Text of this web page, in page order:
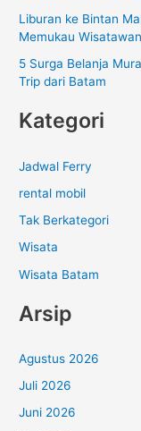
Liburan ke Bintan
Memukau
5 Surga Belanja
Trip dari Batam
Kategori
Jadwal Ferry
rental mobil
Tak Berkategori
Wisata
Wisata Batam
Arsip
Agustus 2026
Juli 2026
Juni 2026